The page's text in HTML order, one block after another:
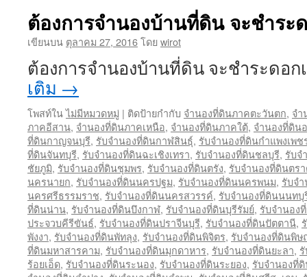
ต้องการจำนองบ้านที่ดิน จะชำระ
เขียนบน ตุลาคม 27, 2016โดยwirot
ต้องการจำนองบ้านที่ดิน จะชำระดอ
เติม →
โพสท์ในไม่มีหมวดหมู่ | ติดป้ายกำกับ จำนองที่ดินภาคตะวันตก, จ
ภาคอีสาน, จำนองที่ดินภาคเหนือ, จำนองที่ดินภาคใต้, จำนองที่ดิน
ที่ดินกาญจนบุรี, รับจำนองที่ดินกาฬสินธุ์, รับจำนองที่ดินกำแพงเพช
ที่ดินจันทบุรี, รับจำนองที่ดินฉะเชิงเทรา, รับจำนองที่ดินชลบุรี, รับจ
ชัยภูมิ, รับจำนองที่ดินชุมพร, รับจำนองที่ดินตรัง, รับจำนองที่ดินตร
นครนายก, รับจำนองที่ดินนครปฐม, รับจำนองที่ดินนครพนม, รับจ
นครศรีธรรมราช, รับจำนองที่ดินนครสวรรค์, รับจำนองที่ดินนนทบุ
ที่ดินน่าน, รับจำนองที่ดินบึงกาฬ, รับจำนองที่ดินบุรีรัมย์, รับจำนอง
ประจวบคีรีขันธ์, รับจำนองที่ดินปราจีนบุรี, รับจำนองที่ดินปัตตานี,
พังงา, รับจำนองที่ดินพัทลุง, รับจำนองที่ดินพิจิตร, รับจำนองที่ดินพิ
ที่ดินมหาสารคาม, รับจำนองที่ดินมุกดาหาร, รับจำนองที่ดินยะลา,
ร้อยเอ็ด, รับจำนองที่ดินระนอง, รับจำนองที่ดินระยอง, รับจำนองที่